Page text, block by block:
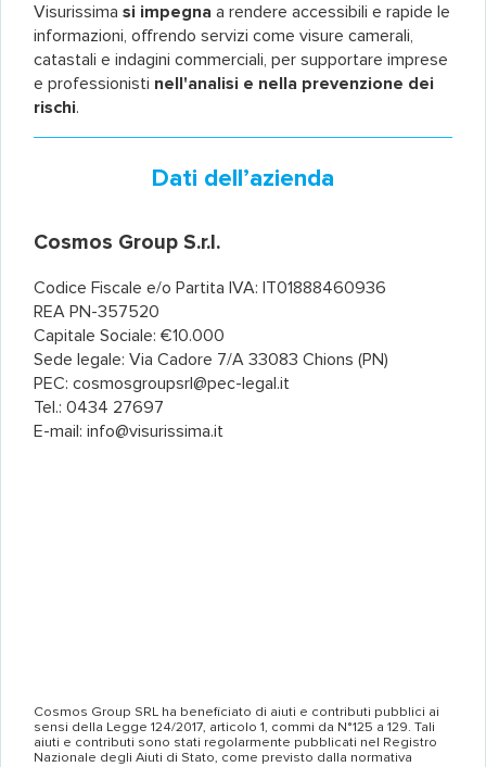
Visurissima si impegna a rendere accessibili e rapide le
informazioni, offrendo servizi come visure camerali,
catastali e indagini commerciali, per supportare imprese
e professionisti nell'analisi e nella prevenzione dei
rischi.
Dati dell’azienda
Cosmos Group S.r.l.
Codice Fiscale e/o Partita IVA: IT01888460936
REA PN-357520
Capitale Sociale: €10.000
Sede legale: Via Cadore 7/A 33083 Chions (PN)
PEC: cosmosgroupsrl@pec-legal.it
Tel.: 0434 27697
E-mail: info@visurissima.it
Cosmos Group SRL ha beneficiato di aiuti e contributi pubblici ai
sensi della Legge 124/2017, articolo 1, commi da N°125 a 129. Tali
aiuti e contributi sono stati regolarmente pubblicati nel Registro
Nazionale degli Aiuti di Stato, come previsto dalla normativa